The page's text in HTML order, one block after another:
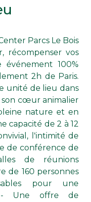
Parcs Le Bois
100%
2h de Paris.
unité de lieu dans
cœur animalier
capacité de 2 à 12
l'intimité de
de conférence de
de réunions
de 160 personnes
pour une
- Une offre de